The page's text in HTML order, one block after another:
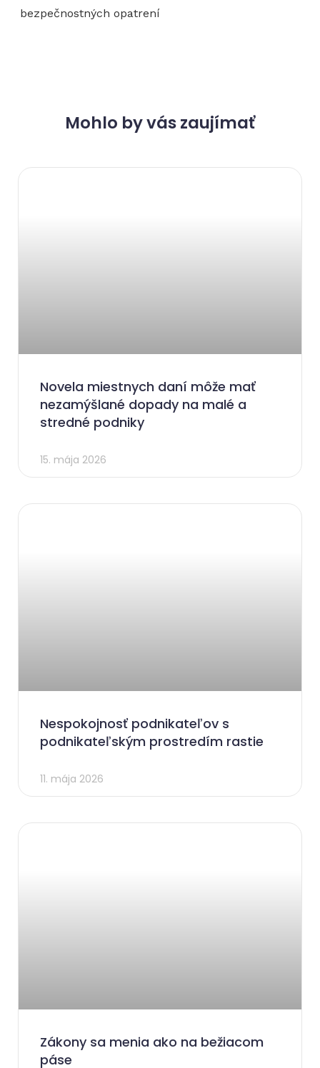
bezpečnostných opatrení
Mohlo by vás zaujímať
Novela miestnych daní môže mať
nezamýšlané dopady na malé a
stredné podniky
15. mája 2026
Nespokojnosť podnikateľov s
podnikateľským prostredím rastie
11. mája 2026
Zákony sa menia ako na bežiacom
páse